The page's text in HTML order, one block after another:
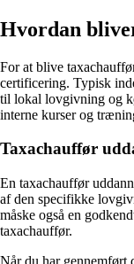
Hvordan
For at blive
certificering. Typisk
til lokal lovgivning og
interne kurser og
Taxachauffør
En taxachauffør
af den specifikke
måske også en
taxachauffør.
Når du har gennemført